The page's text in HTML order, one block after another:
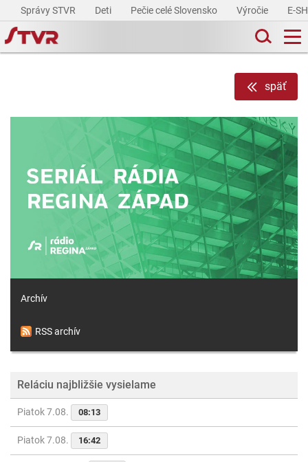
Správy STVR Deti Pečie celé Slovensko Výročie E-
späť
Archív
RSS archív
Reláciu najbližšie vysielame
Piatok 7.08. 08:13
Piatok 7.08. 16:42